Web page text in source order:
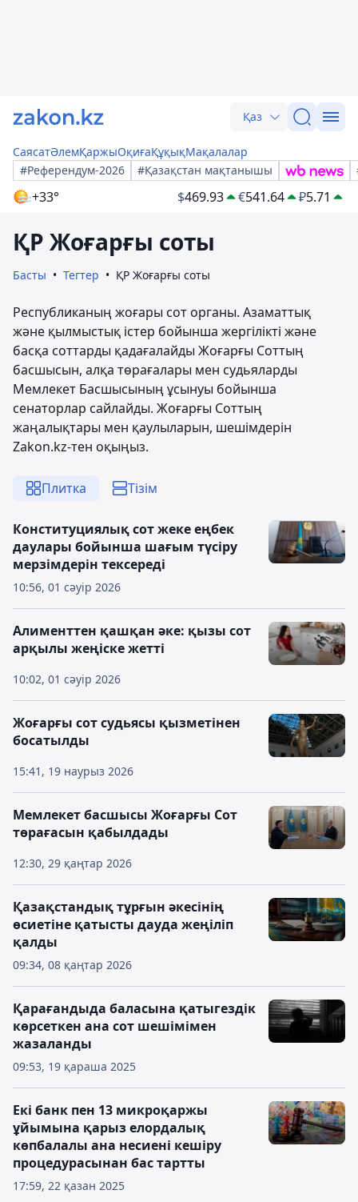
Қаз
СаясатӘлемҚаржыОқиғаҚұқықМақалалар
#Референдум-2026
#Қазақстан мақтанышы
+33° $469.93 €541.64 ₽5.71
ҚР Жоғарғы соты
Басты Тегтер ҚР Жоғарғы соты
Республиканың жоғары сот органы. Азаматтық
және қылмыстық істер бойынша жергілікті және
басқа соттарды қадағалайды Жоғарғы Соттың
басшысын, алқа төрағалары мен судьяларды
Мемлекет Басшысының ұсынуы бойынша
сенаторлар сайлайды. Жоғарғы Соттың
жаңалықтары мен қаулыларын, шешімдерін
Zakon.kz-тен оқыңыз.
Плитка Тізім
10:56, 01 сәуір 2026
Конституциялық сот жеке еңбек
даулары бойынша шағым түсіру
мерзімдерін тексереді
10:02, 01 сәуір 2026
Алименттен қашқан әке: қызы сот
арқылы жеңіске жетті
15:41, 19 наурыз 2026
Жоғарғы сот судьясы қызметінен
босатылды
12:30, 29 қаңтар 2026
Мемлекет басшысы Жоғарғы Сот
төрағасын қабылдады
09:34, 08 қаңтар 2026
Қазақстандық тұрғын әкесінің
өсиетіне қатысты дауда жеңіліп
қалды
09:53, 19 қараша 2025
Қарағандыда баласына қатыгездік
көрсеткен ана сот шешімімен
жазаланды
17:59, 22 қазан 2025
Екі банк пен 13 микроқаржы
ұйымына қарыз елордалық
көпбалалы ана несиені кешіру
процедурасынан бас тартты